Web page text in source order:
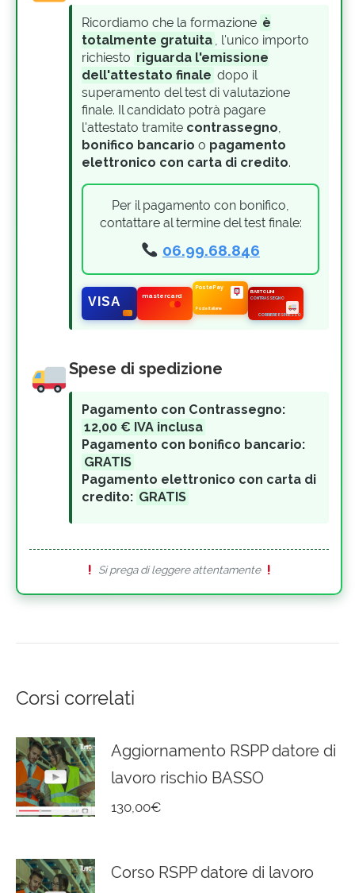
Ricordiamo che la formazione è
totalmente gratuita , l'unico importo
richiesto riguarda l'emissione
dell'attestato finale dopo il
superamento del test di valutazione
finale. Il candidato potrà pagare
l'attestato tramite contrassegno,
bonifico bancario o pagamento
elettronico con carta di credito.
Per il pagamento con bonifico,
contattare al termine del test finale:
06.99.68.846
VISA mastercard PostePay
Poste Italiane
BARTOLINI
CONTRASSEGNO
CORRIERE ESPRESSO
Spese di spedizione
Pagamento con Contrassegno:
12,00 € IVA inclusa
Pagamento con bonifico bancario:
GRATIS
Pagamento elettronico con carta di
credito: GRATIS
Si prega di leggere attentamente
Corsi correlati
Aggiornamento RSPP datore di
lavoro rischio BASSO
130,00€
Corso RSPP datore di lavoro